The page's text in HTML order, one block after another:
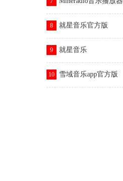
8 就星音乐官方版
9 就星音乐
10 雪域音乐app官方版